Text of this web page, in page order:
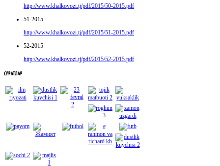
http://www.khalkovozi.tj/pdf/2015/50-2015.pdf
51-2015
http://www.khalkovozi.tj/pdf/2015/51-2015.pdf
52-2015
http://www.khalkovozi.tj/pdf/2015/52-2015.pdf
СУРАТЛАР